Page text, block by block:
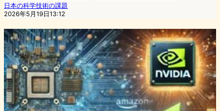
日本の科学技術の課題
2026年5月19日13:12